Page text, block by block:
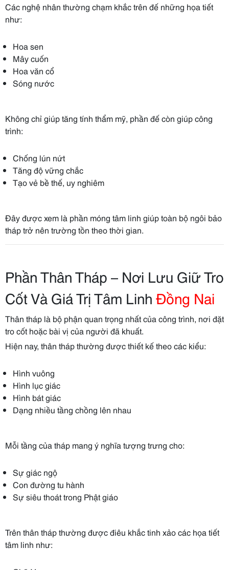
Các nghệ nhân thường chạm khắc trên đế những họa tiết
như:
Hoa sen
Mây cuốn
Hoa văn cổ
Sóng nước
Không chỉ giúp tăng tính thẩm mỹ, phần đế còn giúp công
trình:
Chống lún nứt
Tăng độ vững chắc
Tạo vẻ bề thế, uy nghiêm
Đây được xem là phần móng tâm linh giúp toàn bộ ngôi bảo
tháp trở nên trường tồn theo thời gian.
Phần Thân Tháp – Nơi Lưu Giữ Tro
Cốt Và Giá Trị Tâm Linh Đồng Nai
Thân tháp là bộ phận quan trọng nhất của công trình, nơi đặt
tro cốt hoặc bài vị của người đã khuất.
Hiện nay, thân tháp thường được thiết kế theo các kiểu:
Hình vuông
Hình lục giác
Hình bát giác
Dạng nhiều tầng chồng lên nhau
Mỗi tầng của tháp mang ý nghĩa tượng trưng cho:
Sự giác ngộ
Con đường tu hành
Sự siêu thoát trong Phật giáo
Trên thân tháp thường được điêu khắc tinh xảo các họa tiết
tâm linh như: